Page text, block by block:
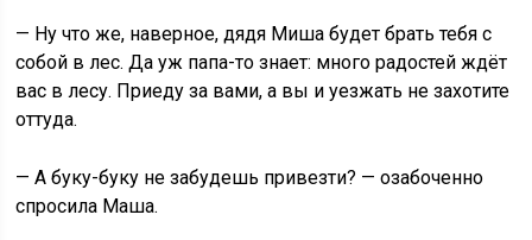
— Ну что же, наверное, дядя Миша будет брать тебя с
собой в лес. Да уж папа-то знает: много радостей ждёт
вас в лесу. Приеду за вами, а вы и уезжать не захотите
оттуда.
— А буку-буку не забудешь привезти? — озабоченно
спросила Маша.